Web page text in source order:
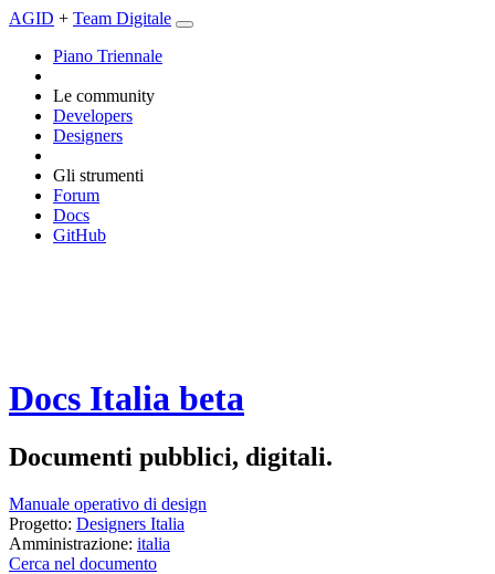
AGID + Team Digitale
Piano Triennale
Le community
Developers
Designers
Gli strumenti
Forum
Docs
GitHub
Docs Italia beta
Documenti pubblici, digitali.
Manuale operativo di design
Progetto: Designers Italia
Amministrazione: italia
Cerca nel documento